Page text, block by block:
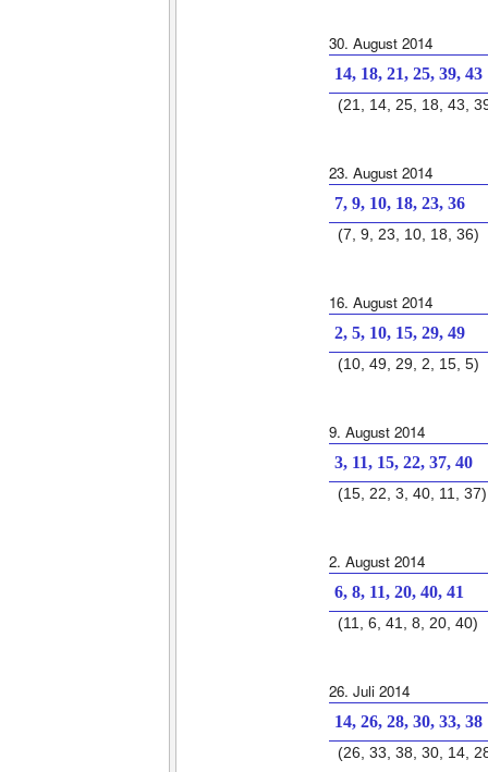
30. August 2014
14, 18, 21, 25, 39, 43
(21, 14, 25, 18, 43,
23. August 2014
7, 9, 10, 18, 23, 36
(7, 9, 23, 10, 18, 36)
16. August 2014
2, 5, 10, 15, 29, 49
(10, 49, 29, 2, 15, 5)
9. August 2014
3, 11, 15, 22, 37, 40
(15, 22, 3, 40, 11, 37)
2. August 2014
6, 8, 11, 20, 40, 41
(11, 6, 41, 8, 20, 40)
26. Juli 2014
14, 26, 28, 30, 33, 38
(26, 33, 38, 30, 14,